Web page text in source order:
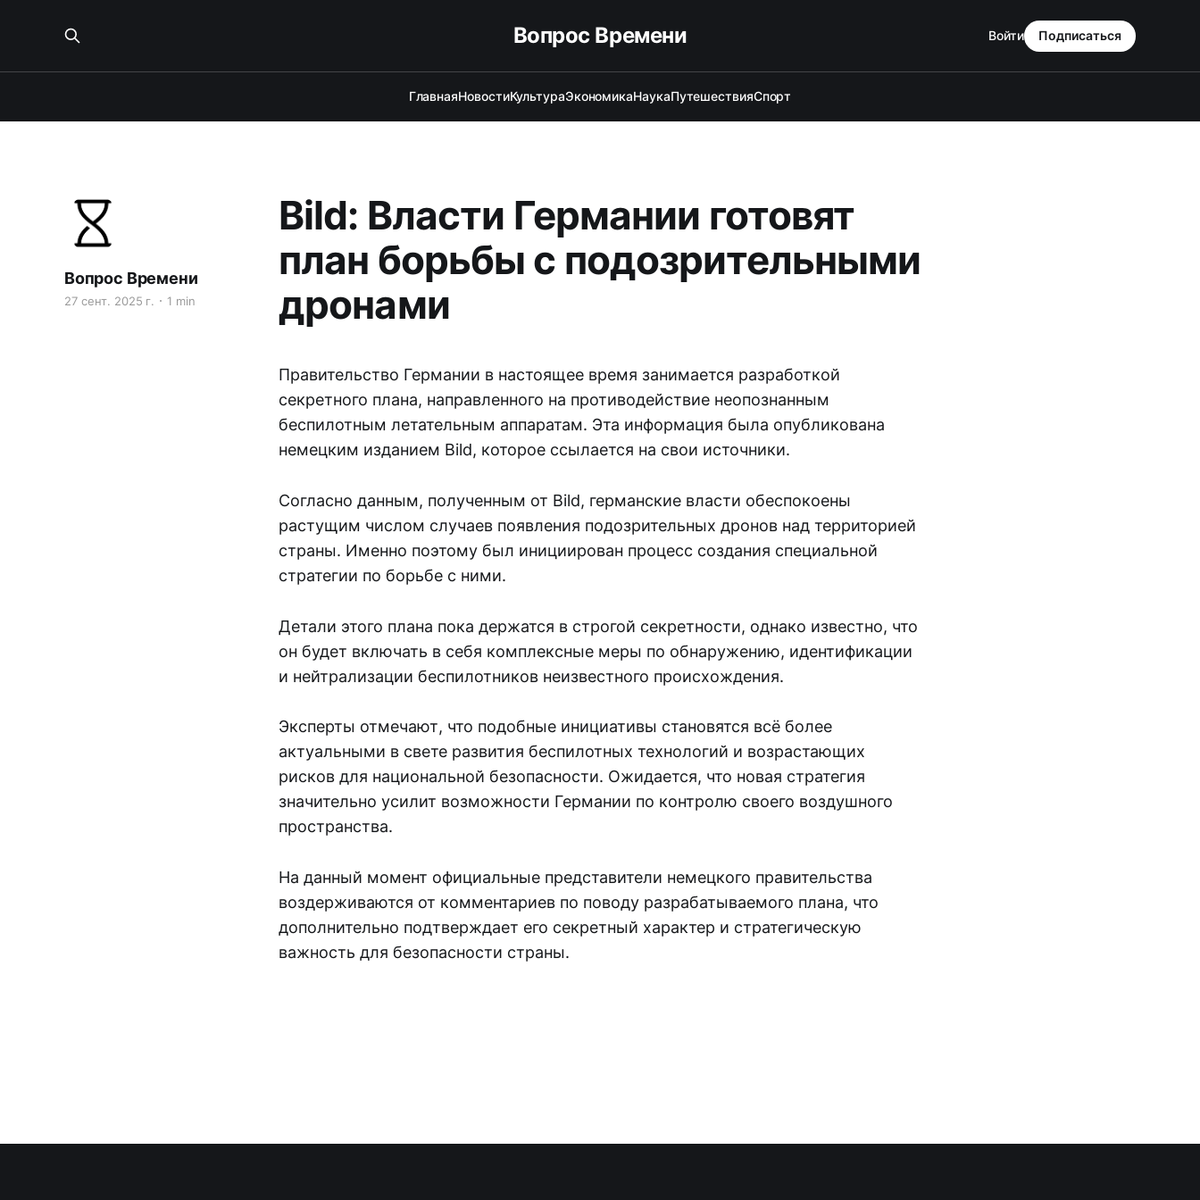
Вопрос Времени
ГлавнаяНовостиКультураЭкономикаНаукаПутешествияСпорт
Войти Подписаться
Bild: Власти Германии готовят
план борьбы с подозрительными
дронами
Вопрос Времени
27 сент. 2025 г. 1 min
Правительство Германии в настоящее время занимается разработкой
секретного плана, направленного на противодействие неопознанным
беспилотным летательным аппаратам. Эта информация была опубликована
немецким изданием Bild, которое ссылается на свои источники.
Согласно данным, полученным от Bild, германские власти обеспокоены
растущим числом случаев появления подозрительных дронов над территорией
страны. Именно поэтому был инициирован процесс создания специальной
стратегии по борьбе с ними.
Детали этого плана пока держатся в строгой секретности, однако известно, что
он будет включать в себя комплексные меры по обнаружению, идентификации
и нейтрализации беспилотников неизвестного происхождения.
Эксперты отмечают, что подобные инициативы становятся всё более
актуальными в свете развития беспилотных технологий и возрастающих
рисков для национальной безопасности. Ожидается, что новая стратегия
значительно усилит возможности Германии по контролю своего воздушного
пространства.
На данный момент официальные представители немецкого правительства
воздерживаются от комментариев по поводу разрабатываемого плана, что
дополнительно подтверждает его секретный характер и стратегическую
важность для безопасности страны.